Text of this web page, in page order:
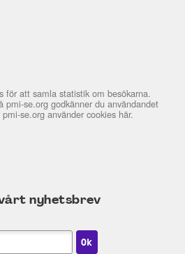
för att samla statistik om besökarna.
se.org godkänner du användandet
se.org använder cookies här.
nyhetsbrev